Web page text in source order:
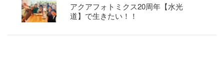
アクアフォトミクス20周年【水光
道】で生きたい！！